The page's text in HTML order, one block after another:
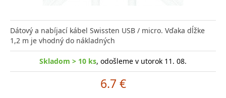
Dátový a nabíjací kábel Swissten USB / micro. Vďaka dĺžke
1,2 m je vhodný do nákladných
Skladom > 10 ks, odošleme v utorok 11. 08.
6.7 €